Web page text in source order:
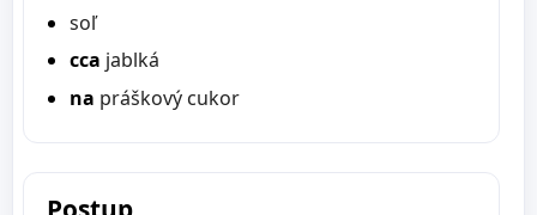
soľ
cca jablká
na práškový cukor